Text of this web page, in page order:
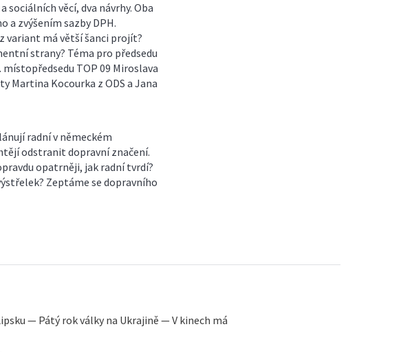
věcí, dva návrhy. Oba
a zvýšením sazby DPH.
variant má větší šanci projít?
strany? Téma pro předsedu
místopředsedu TOP 09 Miroslava
Martina Kocourka z ODS a Jana
radní v německém
odstranit dopravní značení.
opatrněji, jak radní tvrdí?
Zeptáme se dopravního
— Pátý rok války na Ukrajině — V kinech má